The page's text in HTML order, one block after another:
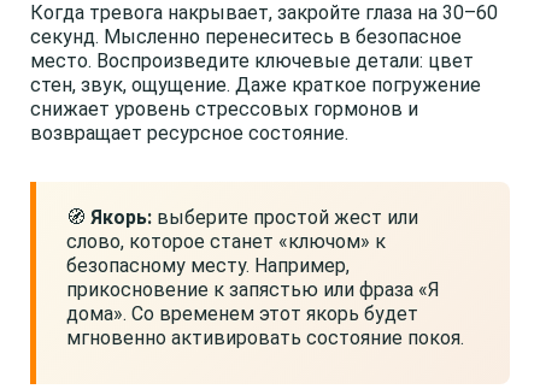
Когда тревога накрывает, закройте глаза на 30–60
секунд. Мысленно перенеситесь в безопасное
место. Воспроизведите ключевые детали: цвет
стен, звук, ощущение. Даже краткое погружение
снижает уровень стрессовых гормонов и
возвращает ресурсное состояние.
🧭 Якорь: выберите простой жест или
слово, которое станет «ключом» к
безопасному месту. Например,
прикосновение к запястью или фраза «Я
дома». Со временем этот якорь будет
мгновенно активировать состояние покоя.